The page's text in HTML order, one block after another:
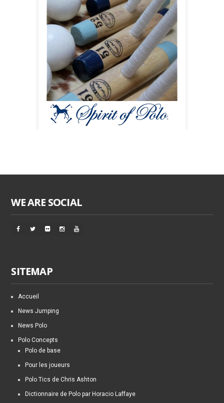
WE ARE SOCIAL
SITEMAP
Accueil
News Jumping
News Polo
Polo Concepts
Polo de base
Pour les joueurs
Polo Tics de Chris Ashton
Dictionnaire de Polo par Horacio Laffaye